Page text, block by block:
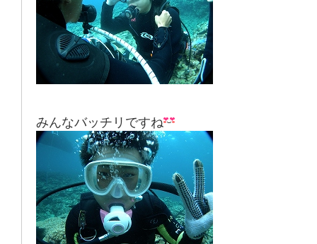
みんなバッチリですね